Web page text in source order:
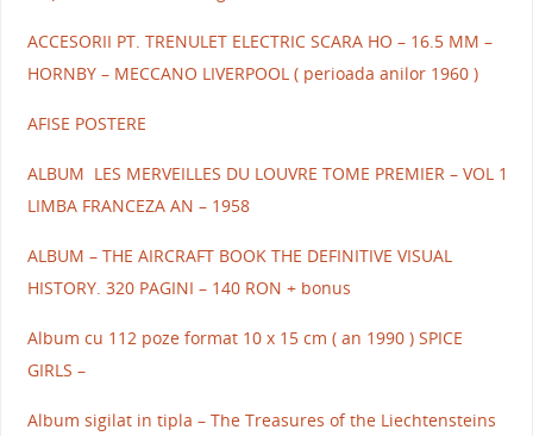
ACCESORII PT. TRENULET ELECTRIC SCARA HO – 16.5 MM –
HORNBY – MECCANO LIVERPOOL ( perioada anilor 1960 )
AFISE POSTERE
ALBUM LES MERVEILLES DU LOUVRE TOME PREMIER – VOL 1
LIMBA FRANCEZA AN – 1958
ALBUM – THE AIRCRAFT BOOK THE DEFINITIVE VISUAL
HISTORY. 320 PAGINI – 140 RON + bonus
Album cu 112 poze format 10 x 15 cm ( an 1990 ) SPICE
GIRLS –
Album sigilat in tipla – The Treasures of the Liechtensteins